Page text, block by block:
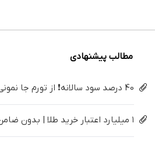
کن
مطالب پیشنهادی
40 درصد سود سالانه❗ از تورم جا نمونی😲
۱ میلیارد اعتبار خرید طلا | بدون ضامن و چک